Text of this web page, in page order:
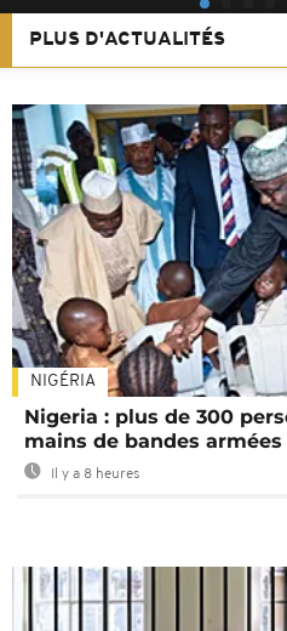
PLUS D'ACTUALITÉS
NIGÉRIA
Nigeria : plus de 300
mains de bandes armées
Il y a 8 heures